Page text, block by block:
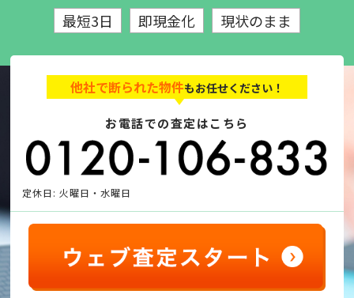
最短3日 即現金化 現状のまま
他社で断られた物件もお任せください！
お電話での査定はこちら
定休日: 火曜日・水曜日